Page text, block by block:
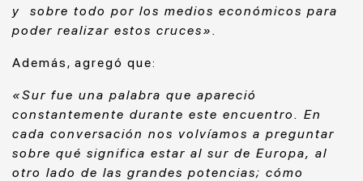
y sobre todo por los medios económicos para
poder realizar estos cruces».
Además, agregó que:
«Sur fue una palabra que apareció
constantemente durante este encuentro. En
cada conversación nos volvíamos a preguntar
sobre qué significa estar al sur de Europa, al
otro lado de las grandes potencias; cómo